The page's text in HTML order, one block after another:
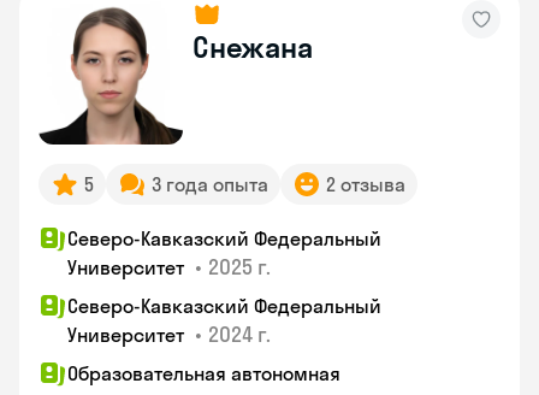
Снежана
5 3 года опыта 2 отзыва
Северо-Кавказский Федеральный
Университет • 2025 г.
Северо-Кавказский Федеральный
Университет • 2024 г.
Образовательная автономная